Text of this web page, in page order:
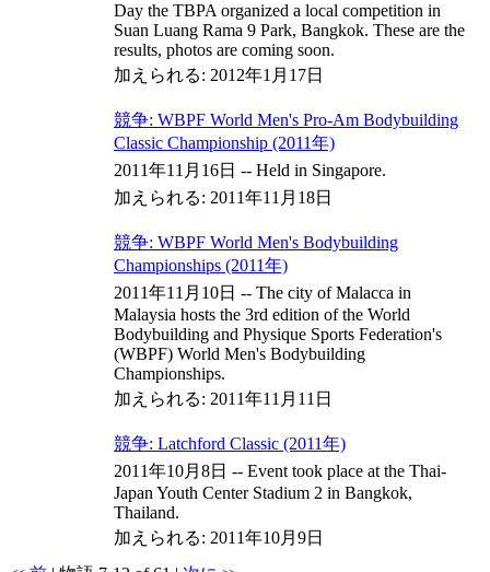
Day the TBPA organized a local competition in
Suan Luang Rama 9 Park, Bangkok. These are the
results, photos are coming soon.
加えられる: 2012年1月17日
競争: WBPF World Men's Pro-Am Bodybuilding
Classic Championship (2011年)
2011年11月16日 -- Held in Singapore.
加えられる: 2011年11月18日
競争: WBPF World Men's Bodybuilding
Championships (2011年)
2011年11月10日 -- The city of Malacca in
Malaysia hosts the 3rd edition of the World
Bodybuilding and Physique Sports Federation's
(WBPF) World Men's Bodybuilding
Championships.
加えられる: 2011年11月11日
競争: Latchford Classic (2011年)
2011年10月8日 -- Event took place at the Thai-
Japan Youth Center Stadium 2 in Bangkok,
Thailand.
加えられる: 2011年10月9日